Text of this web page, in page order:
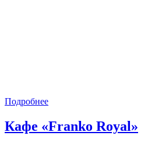
Подробнее
Кафе «Franko Royal»